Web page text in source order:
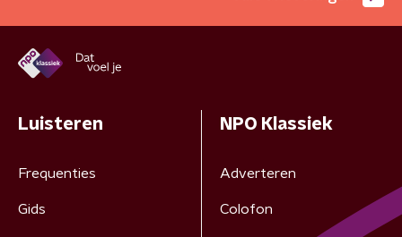
Luisteren
Frequenties
Gids
NPO Klassiek
Adverteren
Colofon